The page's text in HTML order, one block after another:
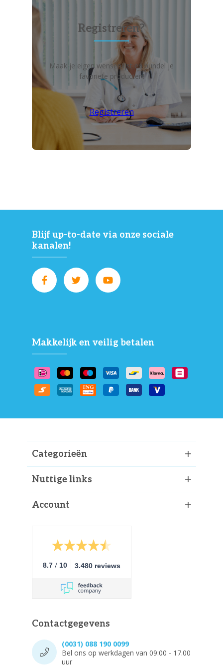
Registreren?
Maak je eigen wensenlijst en bundel je
favoriete producten!
Registreren
Blijf up-to-date via onze sociale
kanalen!
Makkelijk en veilig betalen
Categorieën
Nuttige links
Account
8.7 / 10 3.480 reviews
Contactgegevens
(0031) 088 190 0099
Bel ons op werkdagen van 09:00 - 17.00
uur